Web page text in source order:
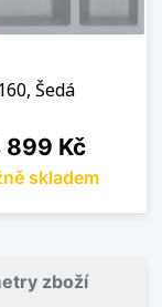
160, Šedá
899 Kč
skladem
zboží